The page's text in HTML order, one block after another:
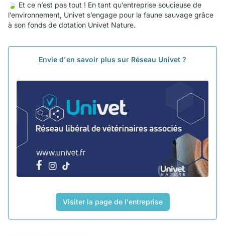
🍃 Et ce n’est pas tout ! En tant qu’entreprise soucieuse de
l’environnement, Univet s’engage pour la faune sauvage grâce
à son fonds de dotation Univet Nature.
Envie d'en savoir plus sur Réseau Univet ?
Visiter la page de l'entreprise